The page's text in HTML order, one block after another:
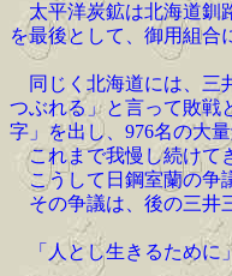
太平洋炭鉱は北海道釧
を最後として、御用組合
同じく北海道には、三
つぶれる」と言って敗戦
字」を出し、976名の大
これまで我慢し続けて
こうして日鋼室蘭の争
その争議は、後の三井
「人とし生きるために